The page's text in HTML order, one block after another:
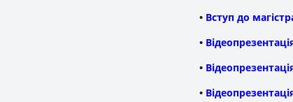
• Вступ до
•
•
•